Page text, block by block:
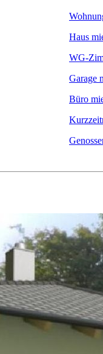
Haus
WG-
Garage
Büro